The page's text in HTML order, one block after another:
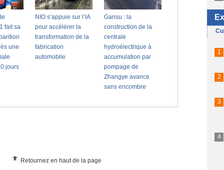
Retournez en haut de la page